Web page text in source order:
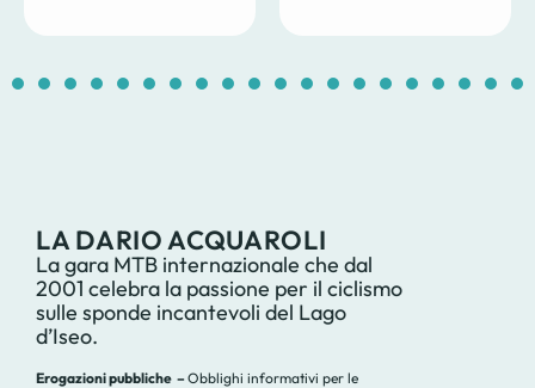
1 2 3 4 5 6 7 8 9 10 11 12 13 14
LA DARIO ACQUAROLI
La gara MTB internazionale che dal
2001 celebra la passione per il ciclismo
sulle sponde incantevoli del Lago
d’Iseo.
Erogazioni pubbliche –Obblighi informativi per le